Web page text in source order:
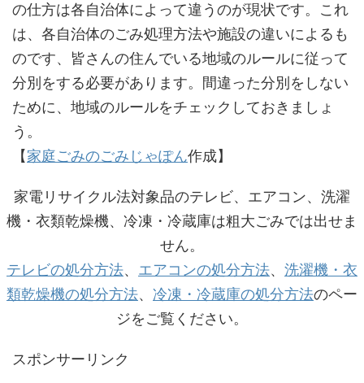
の仕方は各自治体によって違うのが現状です。これ
は、各自治体のごみ処理方法や施設の違いによるも
のです、皆さんの住んでいる地域のルールに従って
分別をする必要があります。間違った分別をしない
ために、地域のルールをチェックしておきましょ
う。
【家庭ごみのごみじゃぽん作成】
家電リサイクル法対象品のテレビ、エアコン、洗濯
機・衣類乾燥機、冷凍・冷蔵庫は粗大ごみでは出せま
せん。
テレビの処分方法、 エアコンの処分方法、 洗濯機・衣
類乾燥機の処分方法、 冷凍・冷蔵庫の処分方法のペー
ジをご覧ください。
スポンサーリンク